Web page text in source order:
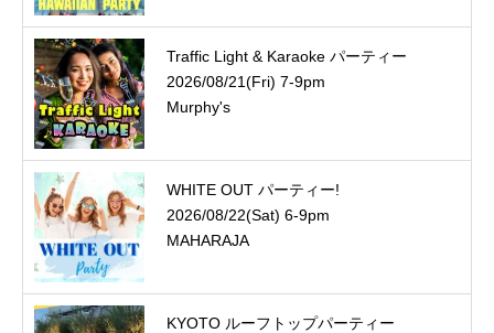
Traffic Light & Karaoke パーティー
2026/08/21(Fri) 7-9pm
Murphy's
WHITE OUT パーティー!
2026/08/22(Sat) 6-9pm
MAHARAJA
KYOTO ルーフトップパーティー